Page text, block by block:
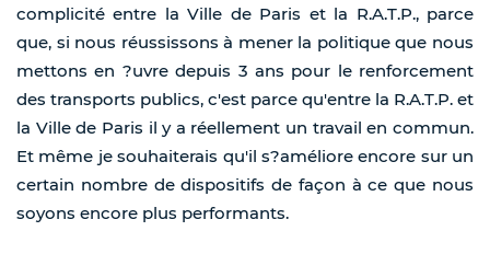
complicité entre la Ville de Paris et la R.A.T.P., parce
que, si nous réussissons à mener la politique que nous
mettons en ?uvre depuis 3 ans pour le renforcement
des transports publics, c'est parce qu'entre la R.A.T.P. et
la Ville de Paris il y a réellement un travail en commun.
Et même je souhaiterais qu'il s?améliore encore sur un
certain nombre de dispositifs de façon à ce que nous
soyons encore plus performants.